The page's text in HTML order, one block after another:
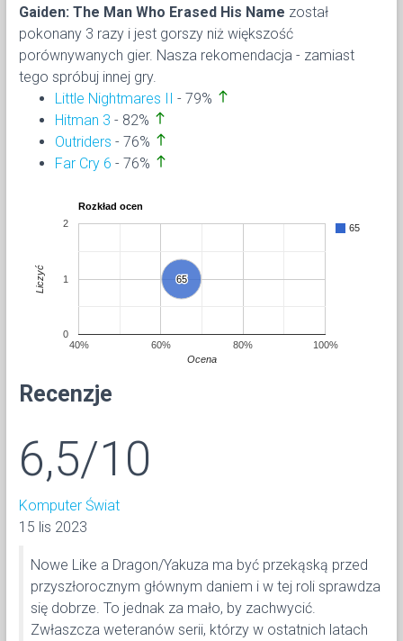
Gaiden: The Man Who Erased His Name został
pokonany 3 razy i jest gorszy niż większość
porównywanych gier. Nasza rekomendacja - zamiast
tego spróbuj innej gry.
Little Nightmares II - 79% north
Hitman 3 - 82% north
Outriders - 76% north
Far Cry 6 - 76% north
Rozkład ocen
65
65
65
40% 60% 80% 100%
0
1
2
Ocena
Liczyć
Recenzje
6,5/10
Komputer Świat
15 lis 2023
Nowe Like a Dragon/Yakuza ma być przekąską przed
przyszłorocznym głównym daniem i w tej roli sprawdza
się dobrze. To jednak za mało, by zachwycić.
Zwłaszcza weteranów serii, którzy w ostatnich latach